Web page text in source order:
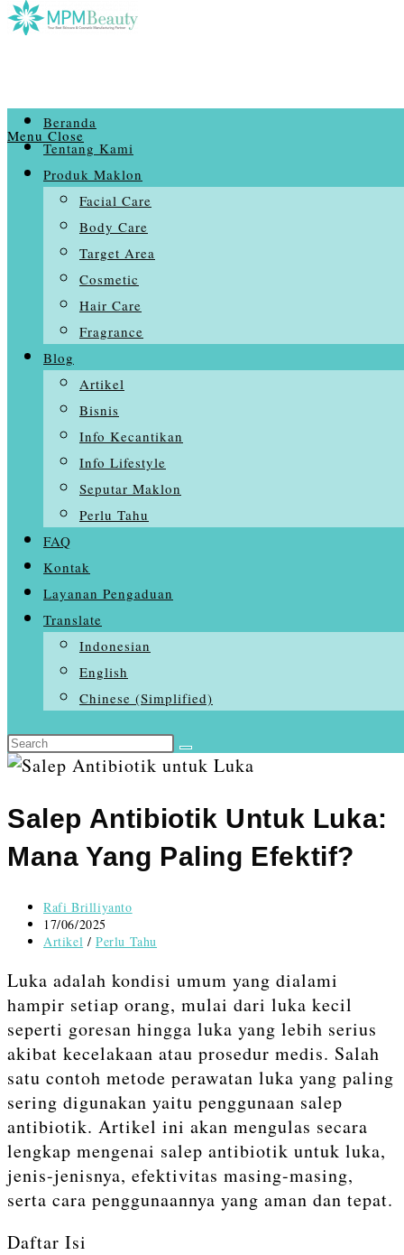
Skip
content
Menu Close
Beranda
Tentang Kami
Produk Maklon
Facial Care
Body Care
Target Area
Cosmetic
Hair Care
Fragrance
Blog
Artikel
Bisnis
Info Kecantikan
Info Lifestyle
Seputar Maklon
Perlu Tahu
FAQ
Kontak
Layanan Pengaduan
Translate
Indonesian
English
Chinese (Simplified)
Search
this
Salep Antibiotik Untuk Luka:
Mana Yang Paling Efektif?
Post
author:
Rafi Brilliyanto
Post
published:
17/06/2025
Post
Artikel / Perlu Tahu
Luka adalah kondisi umum yang dialami
hampir setiap orang, mulai dari luka kecil
seperti goresan hingga luka yang lebih serius
akibat kecelakaan atau prosedur medis. Salah
satu contoh metode perawatan luka yang paling
sering digunakan yaitu penggunaan salep
antibiotik. Artikel ini akan mengulas secara
lengkap mengenai salep antibiotik untuk luka,
jenis-jenisnya, efektivitas masing-masing,
serta cara penggunaannya yang aman dan tepat.
Daftar Isi